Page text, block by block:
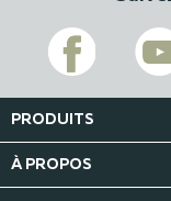
PRODUITS
À PROPOS